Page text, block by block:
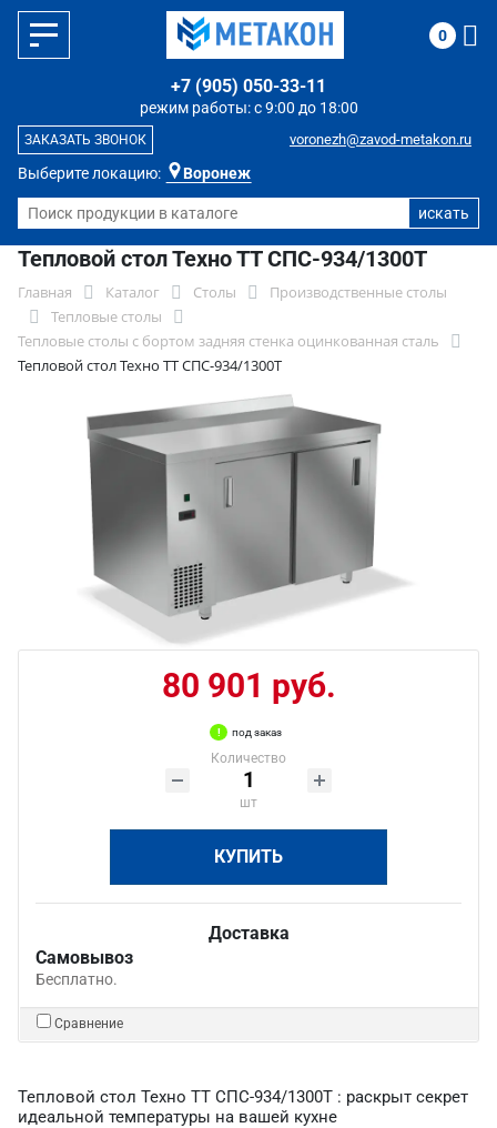
Выберите локацию: Воронеж
режим работы: с 9:00 до 18:00
+7 (905) 050-33-11
voronezh@zavod-metakon.ru
ЗАКАЗАТЬ ЗВОНОК
0
Тепловой стол Техно ТТ СПС-934/1300Т
Главная Каталог Столы
Производственные столы
Тепловые столы
Тепловые столы с бортом задняя стенка оцинкованная сталь
Тепловой стол Техно ТТ СПС-934/1300Т
80 901 руб.
под заказ
Количество
шт
КУПИТЬ
Доставка
Самовывоз
Бесплатно.
Сравнение
Тепловой стол Техно ТТ СПС-934/1300Т : раскрыт секрет
идеальной температуры на вашей кухне